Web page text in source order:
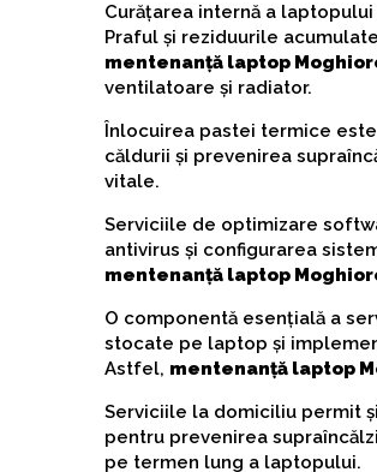
Curățarea internă a
Praful și reziduurile
mentenanță laptop
ventilatoare și radiator.
Înlocuirea pastei termice
căldurii și prevenirea
vitale.
Serviciile de optimizare
antivirus și configurarea
mentenanță laptop
O componentă esențială a
stocate pe laptop și
Astfel, mentenanță laptop
Serviciile la domiciliu permit
pentru prevenirea
pe termen lung a laptopului.